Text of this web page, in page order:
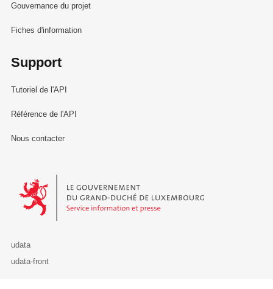
Gouvernance du projet
Fiches d'information
Support
Tutoriel de l'API
Référence de l'API
Nous contacter
Le Gouvernement du Grand-Duché de Luxembourg - Service
udata
udata-front